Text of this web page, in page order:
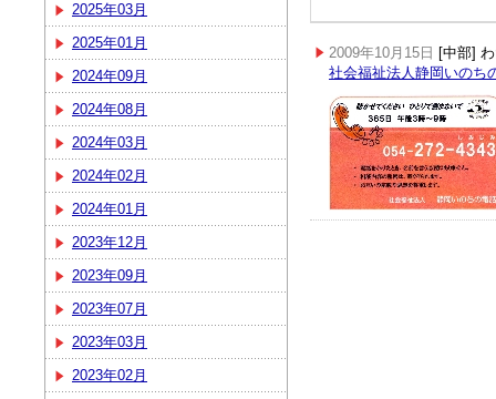
2025年03月
2025年01月
2024年09月
2024年08月
2024年03月
2024年02月
2024年01月
2023年12月
2023年09月
2023年07月
2023年03月
2023年02月
2009年10月15日 [中部]
社会福祉法人静岡いのち